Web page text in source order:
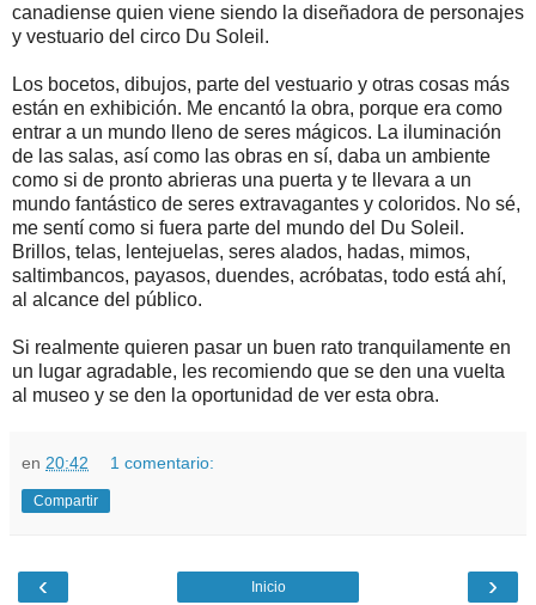
canadiense quien viene siendo la diseñadora de personajes
y vestuario del circo Du Soleil.
Los bocetos, dibujos, parte del vestuario y otras cosas más
están en exhibición. Me encantó la obra, porque era como
entrar a un mundo lleno de seres mágicos. La iluminación
de las salas, así como las obras en sí, daba un ambiente
como si de pronto abrieras una puerta y te llevara a un
mundo fantástico de seres extravagantes y coloridos. No sé,
me sentí como si fuera parte del mundo del Du Soleil.
Brillos, telas, lentejuelas, seres alados, hadas, mimos,
saltimbancos, payasos, duendes, acróbatas, todo está ahí,
al alcance del público.
Si realmente quieren pasar un buen rato tranquilamente en
un lugar agradable, les recomiendo que se den una vuelta
al museo y se den la oportunidad de ver esta obra.
en 20:42 1 comentario:
Compartir
‹ ›
Inicio